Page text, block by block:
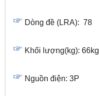
Dòng đề (LRA): 78
Khối lượng(kg): 66kg
Nguồn điện: 3P